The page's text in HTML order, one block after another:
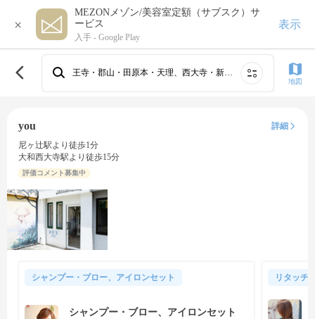
×
MEZONメゾン/美容室定額（サブスク）サ
ービス
入手 - Google Play
表示
王寺・郡山・田原本・天理、西大寺・新大宮・奈良・高の原
地図
you
詳細
尼ヶ辻駅より徒歩1分
大和西大寺駅より徒歩15分
評価コメント募集中
シャンプー・ブロー、アイロンセット
シャンプー・ブロー、アイロンセット
リタッチ